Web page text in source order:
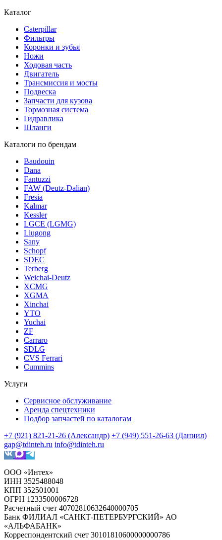
Каталог
Caterpillar
Фильтры
Коронки и зубья
Ножи
Ходовая часть
Двигатель
Трансмиссия и мосты
Подвеска
Запчасти для кузова
Тормозная система
Гидравлика
Шланги
Каталоги по брендам
Baudouin
Dana
Fantuzzi
FAW (Deutz-Dalian)
Fresia
Kalmar
Kessler
LGCE (LGMG)
Liugong
Sany
Schopf
SDEC
Terberg
Weichai-Deutz
XCMG
XGMA
Xinchai
YTO
Yuchai
ZF
Carraro
SDLG
CVS Ferrari
Cummins
Услуги
Сервисное обслуживание
Аренда спецтехники
Подбор запчастей по каталогам
+7 (921) 821-21-26 (Александр) +7 (949) 551-26-63 (Даниил)
gap@tdinteh.ru info@tdinteh.ru
ООО «Интех»
ИНН 3525488048
КПП 352501001
ОГРН 1233500006728
Расчетный счет 40702810632640000705
Банк ФИЛИАЛ «САНКТ-ПЕТЕРБУРГСКИЙ» АО
«АЛЬФАБАНК»
Корреспондентский счет 30101810600000000786